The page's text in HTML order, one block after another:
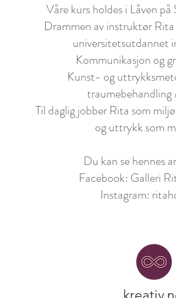
Våre kurs holdes i Låven
Drammen av instruktør
universitetsutdannet
Kommunikasjon og
Kunst- og
traumebehandling
Til daglig jobber Rita som
og uttrykk som
Du kan se hennes
Facebook: Galleri
Instagram: